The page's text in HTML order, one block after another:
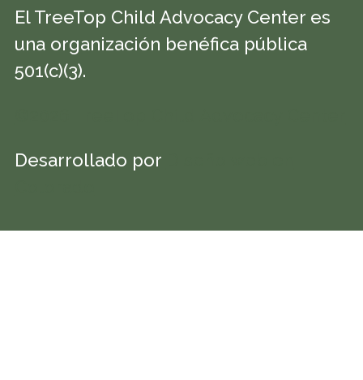
El TreeTop Child Advocacy Center es
una organización benéfica pública
501(c)(3).
Desarrollado por